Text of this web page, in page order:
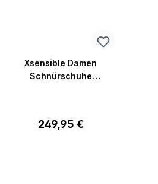
Xsensible Damen
Schnürschuhe
Regulärer Preis:
249,95 €